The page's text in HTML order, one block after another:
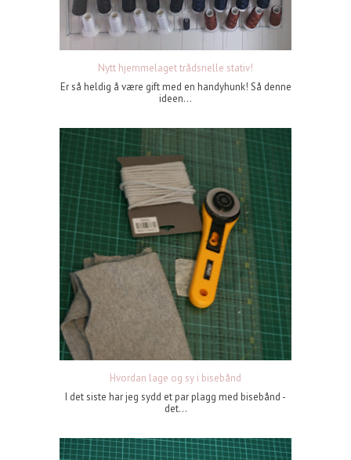
Nytt hjemmelaget trådsnelle stativ!
Er så heldig å være gift med en handyhunk! Så denne
ideen...
Hvordan lage og sy i bisebånd
I det siste har jeg sydd et par plagg med bisebånd -
det...